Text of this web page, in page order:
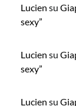
Lucien su
sexy”
Lucien su
sexy”
Lucien su